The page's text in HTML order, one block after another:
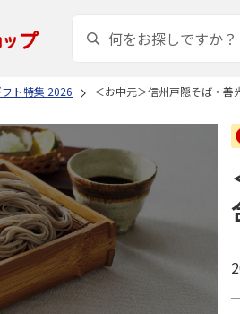
ト特集 2026 ＜お中元＞信州戸隠そば・善